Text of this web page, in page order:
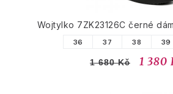
Wojtylko 7ZK23126C černé
36 37 38 39
1 680 Kč 1 380